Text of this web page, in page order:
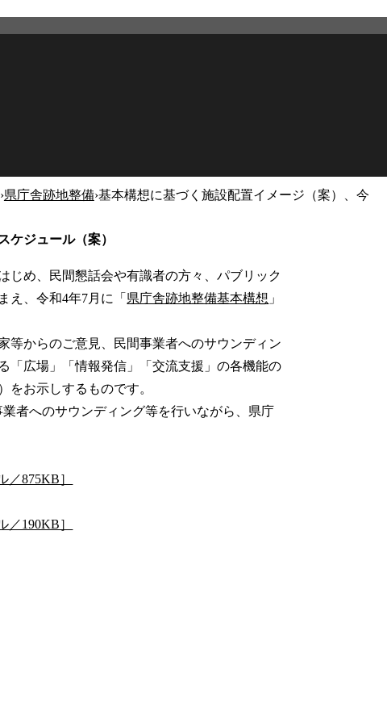
›県庁舎跡地整備›基本構想に基づく施設配置イメージ（案）、今
ケジュール（案）
じめ、民間懇話会や有識者の方々、パブリック
え、令和4年7月に「 県庁舎跡地整備基本構想 」
等からのご意見、民間事業者へのサウンディン
「広場」「情報発信」「交流支援」の各機能の
をお示しするものです。
者へのサウンディング等を行いながら、県庁
875KB］
190KB］